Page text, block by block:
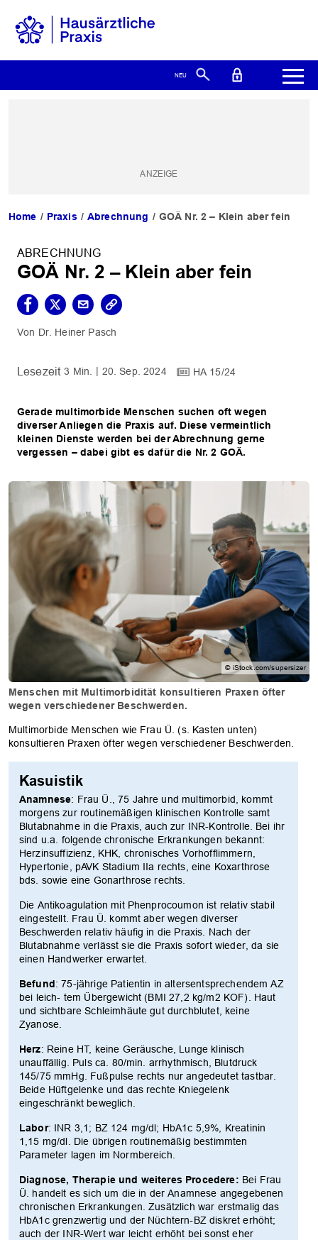
Home Praxis Abrechnung GOÄ Nr. 2 – Klein aber fein
ABRECHNUNG
GOÄ Nr. 2 – Klein aber fein
Dr. Heiner Pasch
3 Min. 20. Sep. 2024 HA 15/24
Gerade multimorbide Menschen suchen oft wegen
diverser Anliegen die Praxis auf. Diese vermeintlich
kleinen Dienste werden bei der Abrechnung gerne
vergessen – dabei gibt es dafür die Nr. 2 GOÄ.
© iStock.com/supersizer
Menschen mit Multimorbidität konsultieren Praxen öfter
wegen verschiedener Beschwerden.
Multimorbide Menschen wie Frau Ü. (s. Kasten unten)
konsultieren Praxen öfter wegen verschiedener Beschwerden.
Kasuistik
Anamnese: Frau Ü., 75 Jahre und multimorbid, kommt
morgens zur routinemäßigen klinischen Kontrolle samt
Blutabnahme in die Praxis, auch zur INR-Kontrolle. Bei ihr
sind u.a. folgende chronische Erkrankungen bekannt:
Herzinsuffizienz, KHK, chronisches Vorhofflimmern,
Hypertonie, pAVK Stadium IIa rechts, eine Koxarthrose
bds. sowie eine Gonarthrose rechts.
Die Antikoagulation mit Phenprocoumon ist relativ stabil
eingestellt. Frau Ü. kommt aber wegen diverser
Beschwerden relativ häufig in die Praxis. Nach der
Blutabnahme verlässt sie die Praxis sofort wieder, da sie
einen Handwerker erwartet.
Befund: 75-jährige Patientin in altersentsprechendem AZ
bei leich- tem Übergewicht (BMI 27,2 kg/m2 KOF). Haut
und sichtbare Schleimhäute gut durchblutet, keine
Zyanose.
Herz: Reine HT, keine Geräusche, Lunge klinisch
unauffällig. Puls ca. 80/min. arrhythmisch, Blutdruck
145/75 mmHg. Fußpulse rechts nur angedeutet tastbar.
Beide Hüftgelenke und das rechte Kniegelenk
eingeschränkt beweglich.
Labor: INR 3,1; BZ 124 mg/dl; HbA1c 5,9%, Kreatinin
1,15 mg/dl. Die übrigen routinemäßig bestimmten
Parameter lagen im Normbereich.
Diagnose, Therapie und weiteres Procedere: Bei Frau
Ü. handelt es sich um die in der Anamnese angegebenen
chronischen Erkrankungen. Zusätzlich war erstmalig das
HbA1c grenzwertig und der Nüchtern-BZ diskret erhöht;
auch der INR-Wert war leicht erhöht bei sonst eher